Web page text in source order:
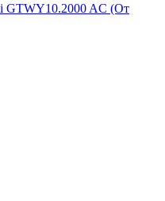
GTWY10.2000 AC (От